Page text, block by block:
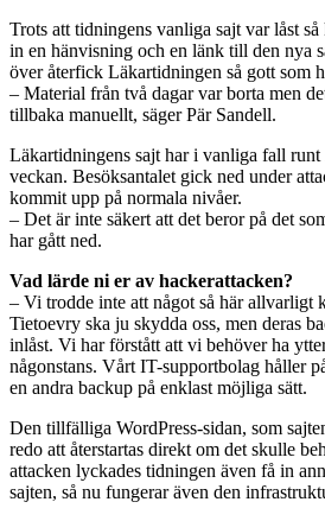
Trots att tidningens vanliga sajt var låst
in en hänvisning och en länk till den nya
över återfick Läkartidningen så gott som
– Material från två dagar var borta men
tillbaka manuellt, säger Pär Sandell.
Läkartidningens sajt har i vanliga fall
veckan. Besöksantalet gick ned under
kommit upp på normala nivåer.
– Det är inte säkert att det beror på det
har gått ned.
Vad lärde ni er av hackerattacken?
– Vi trodde inte att något så här allvarligt
Tietoevry ska ju skydda oss, men deras
inlåst. Vi har förstått att vi behöver ha
någonstans. Vårt IT-supportbolag håller
en andra backup på enklast möjliga sätt.
Den tillfälliga WordPress-sidan, som
redo att återstartas direkt om det skulle
attacken lyckades tidningen även få in
sajten, så nu fungerar även den